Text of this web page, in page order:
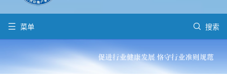
 菜单  搜索